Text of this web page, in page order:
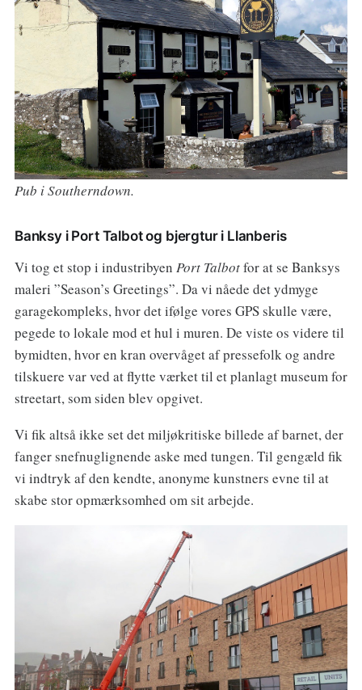
Pub i Southerndown.
Banksy i Port Talbot og bjergtur i Llanberis
Vi tog et stop i industribyen Port Talbotfor at se Banksys
maleri ”Season’s Greetings”. Da vi nåede det ydmyge
garagekompleks, hvor det ifølge vores GPS skulle være,
pegede to lokale mod et hul i muren. De viste os videre til
bymidten, hvor en kran overvåget af pressefolk og andre
tilskuere var ved at flytte værket til et planlagt museum for
streetart, som siden blev opgivet.
Vi fik altså ikke set det miljøkritiske billede af barnet, der
fanger snefnuglignende aske med tungen. Til gengæld fik
vi indtryk af den kendte, anonyme kunstners evne til at
skabe stor opmærksomhed om sit arbejde.